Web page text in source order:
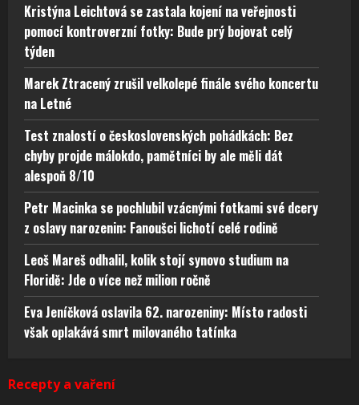
Kristýna Leichtová se zastala kojení na veřejnosti
pomocí kontroverzní fotky: Bude prý bojovat celý
týden
Marek Ztracený zrušil velkolepé finále svého koncertu
na Letné
Test znalostí o československých pohádkách: Bez
chyby projde málokdo, pamětníci by ale měli dát
alespoň 8/10
Petr Macinka se pochlubil vzácnými fotkami své dcery
z oslavy narozenin: Fanoušci lichotí celé rodině
Leoš Mareš odhalil, kolik stojí synovo studium na
Floridě: Jde o více než milion ročně
Eva Jeníčková oslavila 62. narozeniny: Místo radosti
však oplakává smrt milovaného tatínka
Recepty a vaření